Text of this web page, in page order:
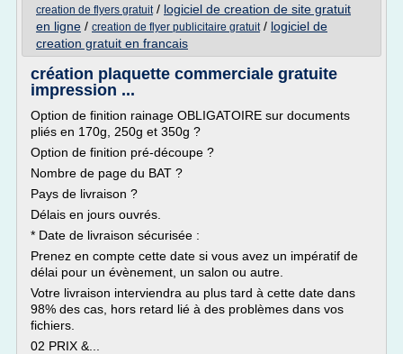
creation de flyers gratuit/ logiciel de creation de site gratuit
en ligne / creation de flyer publicitaire gratuit/ logiciel de
creation gratuit en francais
création plaquette commerciale gratuite
impression ...
Option de finition rainage OBLIGATOIRE sur documents
pliés en 170g, 250g et 350g ?
Option de finition pré-découpe ?
Nombre de page du BAT ?
Pays de livraison ?
Délais en jours ouvrés.
* Date de livraison sécurisée :
Prenez en compte cette date si vous avez un impératif de
délai pour un évènement, un salon ou autre.
Votre livraison interviendra au plus tard à cette date dans
98% des cas, hors retard lié à des problèmes dans vos
fichiers.
02 PRIX &...